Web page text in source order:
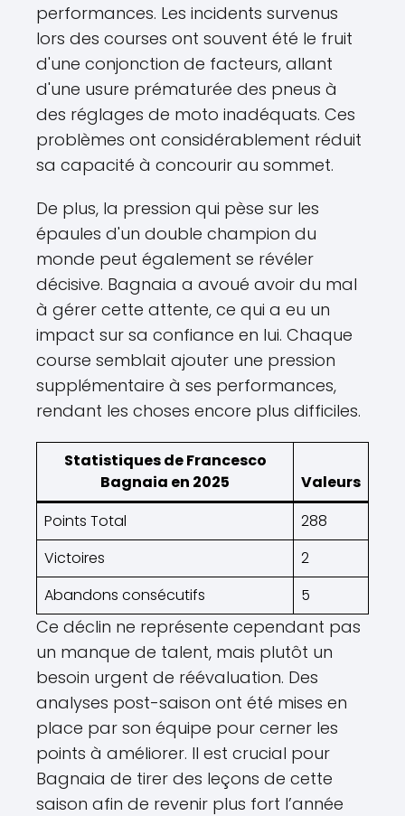
performances. Les incidents survenus
lors des courses ont souvent été le fruit
d'une conjonction de facteurs, allant
d'une usure prématurée des pneus à
des réglages de moto inadéquats. Ces
problèmes ont considérablement réduit
sa capacité à concourir au sommet.
De plus, la pression qui pèse sur les
épaules d'un double champion du
monde peut également se révéler
décisive. Bagnaia a avoué avoir du mal
à gérer cette attente, ce qui a eu un
impact sur sa confiance en lui. Chaque
course semblait ajouter une pression
supplémentaire à ses performances,
rendant les choses encore plus difficiles.
Statistiques de Francesco
Bagnaia en 2025
Valeurs
Points Total
288
Victoires
2
Abandons consécutifs
5
Ce déclin ne représente cependant pas
un manque de talent, mais plutôt un
besoin urgent de réévaluation. Des
analyses post-saison ont été mises en
place par son équipe pour cerner les
points à améliorer. Il est crucial pour
Bagnaia de tirer des leçons de cette
saison afin de revenir plus fort l’année